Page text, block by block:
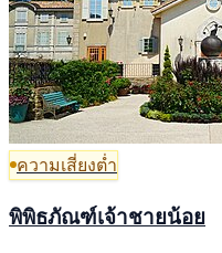
ความเสี่ยงต่ำ
พิพิธภัณฑ์เจ้าชายน้อย